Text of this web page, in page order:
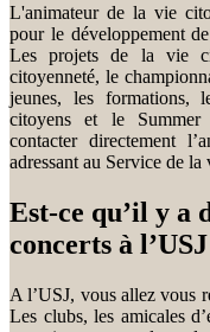
L'animateur de la vie
pour le développement
Les projets de la vie
citoyenneté, le
jeunes, les formations,
citoyens et le
contacter directement
adressant au Service de la
Est-ce qu’il y a
concerts à
A l’USJ, vous allez vous
Les clubs, les amicales